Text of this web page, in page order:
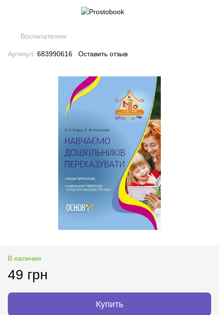
Воспитателям
Артикул: 683990616 Оставить отзыв
В наличии
49 грн
Купить